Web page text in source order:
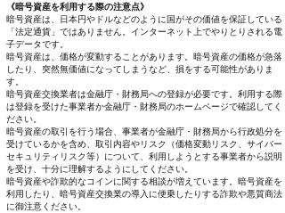
《暗号資産を利用する際の注意点》
暗号資産は、日本円やドルなどのように国がその価値を保証している
「法定通貨」ではありません。インターネット上でやりとりされる電
子データです。
暗号資産は、価格が変動することがあります。暗号資産の価格が急落
したり、突然無価値になってしまうなど、損をする可能性がありま
す。
暗号資産交換業者は金融庁・財務局への登録が必要です。利用する際
は登録を受けた事業者か金融庁・財務局のホームページで確認してく
ださい。
暗号資産の取引を行う場合、事業者が金融庁・財務局から行政処分を
受けているかを含め、取引内容やリスク（価格変動リスク、サイバー
セキュリティリスク等）について、利用しようとする事業者から説明
を受け、十分に理解するようにしてください。
暗号資産や詐欺的なコインに関する相談が増えています。暗号資産を
利用したり、暗号資産交換業の導入に便乗したりする詐欺や悪質商法
に御注意ください。